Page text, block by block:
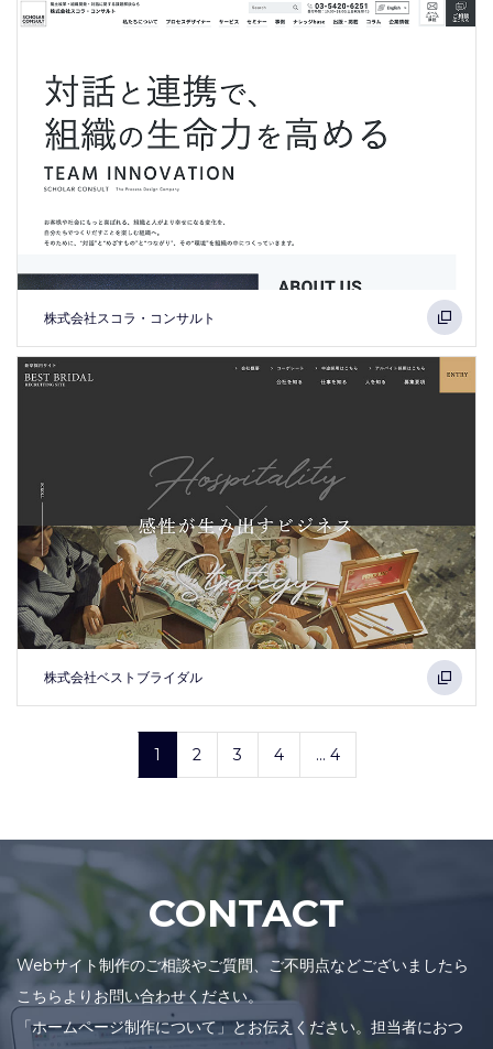
株式会社スコラ・コンサルト
株式会社ベストブライダル
1 2 3 4 ... 4
CONTACT
Webサイト制作のご相談やご質問、ご不明点などございましたら
こちらよりお問い合わせください。
「ホームページ制作について」とお伝えください。担当者におつ